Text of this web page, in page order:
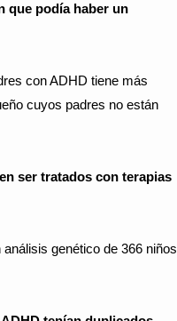
que podía haber un
con ADHD tiene más
cuyos padres no están
ser tratados con terapias
genético de 366 niños